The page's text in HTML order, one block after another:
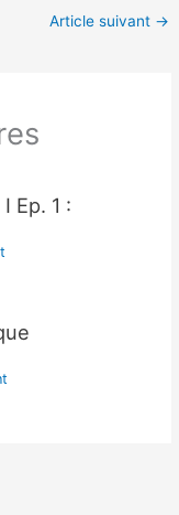
Article suivant →
Ep. 1 :